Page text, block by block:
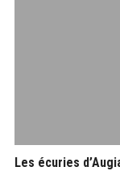
Les écuries